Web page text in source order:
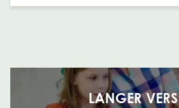
LANGER VERS